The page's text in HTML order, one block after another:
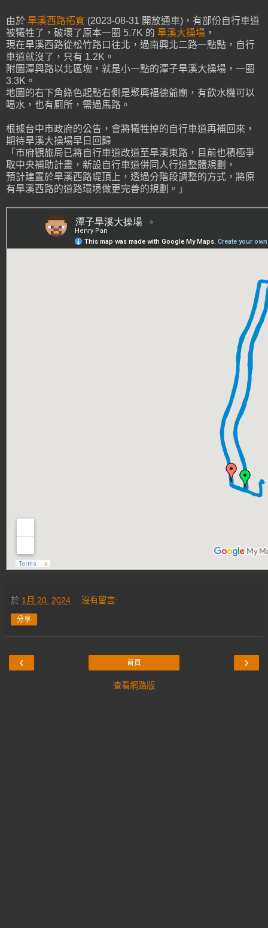
由於 旱溪西路拓寬 (2023-08-31 開放通車)，有部份自行車道
被犧牲了，破壞了原本一圈 5.7K 的 旱溪大操場 ，
現在旱溪西路從松竹路口往北，過南興北二路一點點，自行
車道就沒了，只有 1.2K。
附圖潭興路以北區塊，就是小一點的潭子旱溪大操場，一圈
3.3K。
地圖的右下角綠色起點右側是聚興福德爺廟，有飲水機可以
喝水，也有厠所，需過馬路。
根據台中市政府的公告，會將犧牲掉的自行車道再補回來，
期待旱溪大操場早日回歸
「市府觀旅局已將自行車道改道至旱溪東路，目前也積極爭
取中央補助計畫，新設自行車道併同人行道整體規劃，
預計建置於旱溪西路堤頂上，透過分階段調整的方式，將原
有旱溪西路的道路環境做更完善的規劃。」
於 1月 20, 2024 沒有留言:
分享
‹ ›
首頁
查看網路版